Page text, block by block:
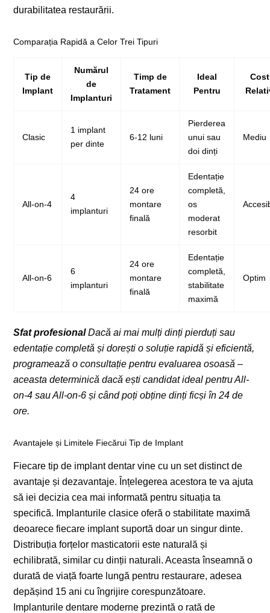
durabilitatea restaurării.
Comparația Rapidă a Celor Trei Tipuri
Tip de
Implant
Numărul
de
Implanturi
Timp de
Tratament
Ideal
Pentru
Cost
Clasic
1 implant
per dinte
6-12 luni
Pierderea
unui sau
doi dinți
Mediu
All-on-4
4
implanturi
24 ore
montare
finală
Edentație
completă,
os
moderat
resorbit
All-on-6
6
implanturi
24 ore
montare
finală
Edentație
completă,
stabilitate
maximă
Optim
Sfat profesional Dacă ai mai mulți dinți pierduți sau
edentație completă și dorești o soluție rapidă și eficientă,
programează o consultație pentru evaluarea osoasă –
aceasta determinică dacă ești candidat ideal pentru All-
on-4 sau All-on-6 și când poți obține dinți ficși în 24 de
ore.
Avantajele și Limitele Fiecărui Tip de Implant
Fiecare tip de implant dentar vine cu un set distinct de
avantaje și dezavantaje. Înțelegerea acestora te va ajuta
să iei decizia cea mai informată pentru situația ta
specifică. Implanturile clasice oferă o stabilitate maximă
deoarece fiecare implant suportă doar un singur dinte.
Distribuția forțelor masticatorii este naturală și
echilibrată, similar cu dinții naturali. Aceasta înseamnă o
durată de viață foarte lungă pentru restaurare, adesea
depășind 15 ani cu îngrijire corespunzătoare.
Implanturile dentare moderne prezintă o rată de